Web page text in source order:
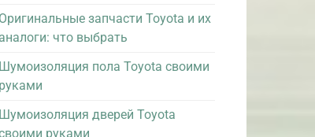
Оригинальные запчасти Toyota и их
аналоги: что выбрать
Шумоизоляция пола Toyota своими
руками
Шумоизоляция дверей Toyota
руками